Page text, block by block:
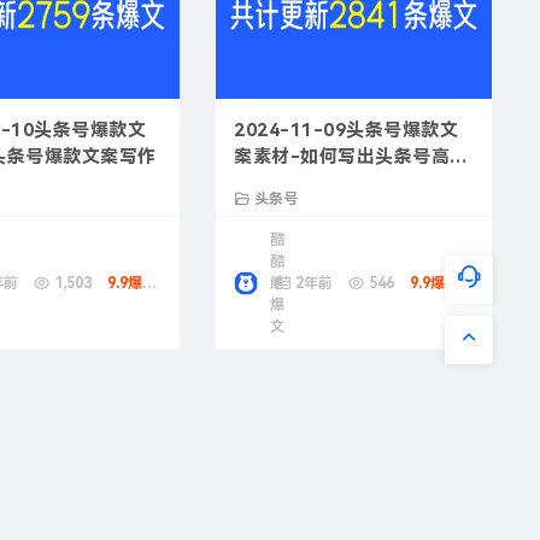
头条号爆款文
号爆款文案写作
前 1,503 9.9爆款币
2024-11-09头条号爆款文
案素材-如何写出头条号高阅
头条号
酷
酷
熊
爆
文
2年前 546 9.9爆款币